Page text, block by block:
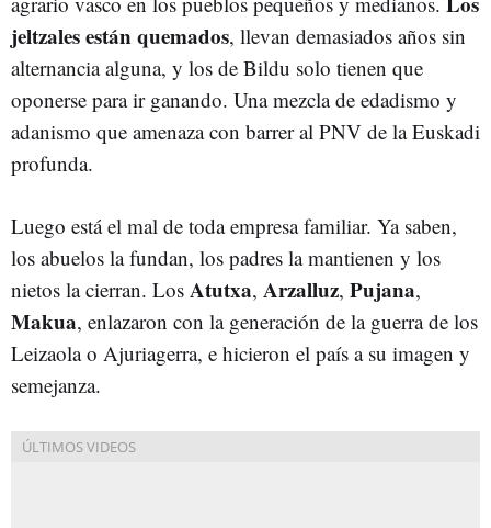
jeltzales están quemados, llevan demasiados años sin
alternancia alguna, y los de Bildu solo tienen que
oponerse para ir ganando. Una mezcla de edadismo y
adanismo que amenaza con barrer al PNV de la Euskadi
profunda.
Luego está el mal de toda empresa familiar. Ya saben,
los abuelos la fundan, los padres la mantienen y los
nietos la cierran. Los Atutxa, Arzalluz, Pujana,
Makua, enlazaron con la generación de la guerra de los
Leizaola o Ajuriagerra, e hicieron el país a su imagen y
semejanza.